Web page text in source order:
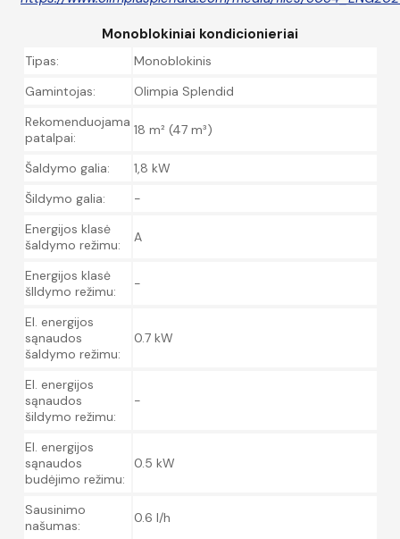
Monoblokiniai kondicionieriai
Tipas:
Monoblokinis
Gamintojas:
Olimpia Splendid
Rekomenduojama
patalpai:
18 m² (47 m³)
Šaldymo galia:
1,8 kW
Šildymo galia:
-
Energijos klasė
šaldymo režimu:
A
Energijos klasė
šIldymo režimu:
-
El. energijos
sąnaudos
šaldymo režimu:
0.7 kW
El. energijos
sąnaudos
šildymo režimu:
-
El. energijos
sąnaudos
budėjimo režimu:
0.5 kW
Sausinimo
našumas:
0.6 l/h